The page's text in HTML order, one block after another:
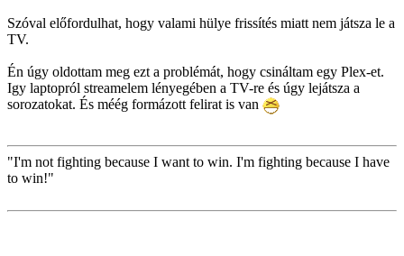
Szóval előfordulhat, hogy valami hülye frissítés miatt nem játsza le a
TV.
Én úgy oldottam meg ezt a problémát, hogy csináltam egy Plex-et.
Igy laptopról streamelem lényegében a TV-re és úgy lejátsza a
sorozatokat. És méég formázott felirat is van
"I'm not fighting because I want to win. I'm fighting because I have
to win!"